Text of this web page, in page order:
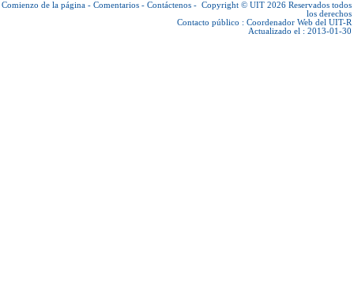
Comienzo de la página - Comentarios - Contáctenos - Copyright © UIT 2026 Reservados todos
los derechos
Contacto público : Coordenador Web del UIT-R
Actualizado el : 2013-01-30